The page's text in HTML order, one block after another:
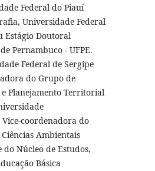
Federal do Piauí
Universidade Federal
Estágio Doutoral
Pernambuco - UFPE.
Federal de Sergipe
do Grupo de
e Planejamento Territorial
Vice-coordenadora do
Ambientais
do Núcleo de Estudos,
Básica